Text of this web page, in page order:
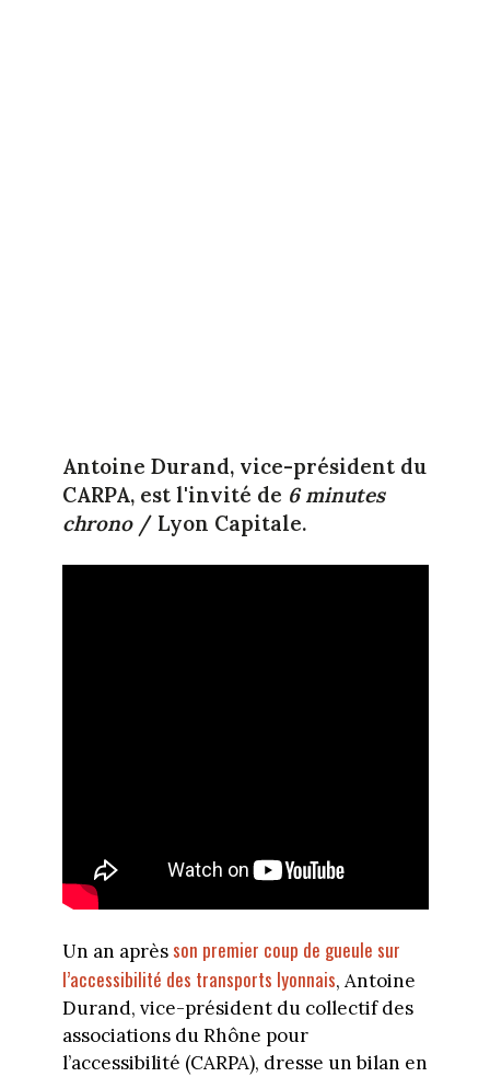
Antoine Durand, vice-président du
CARPA, est l'invité de 6 minutes
chrono/ Lyon Capitale.
Un an aprèsson premier coup de gueule sur
l’accessibilité des transports lyonnais, Antoine
Durand, vice-président du collectif des
associations du Rhône pour
l’accessibilité (CARPA), dresse un bilan en